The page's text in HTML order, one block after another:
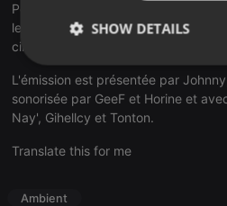
Podcast de quiz diffusé en direct
leduel.com, avec des questions sur
cinéma, la musique, et la culture
L'émission est présentée par
sonorisée par GeeF et Horine et
Nay', Gihellcy et Tonton.
Translate this for me
Ambient
SHOW DETAILS
Strictly
necessary
Targeting